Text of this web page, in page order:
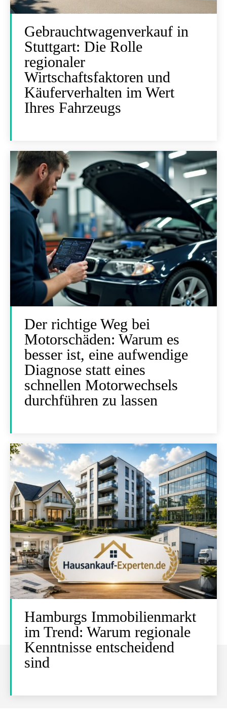
Gebrauchtwagenverkauf in
Stuttgart: Die Rolle
regionaler
Wirtschaftsfaktoren und
Käuferverhalten im Wert
Ihres Fahrzeugs
Der richtige Weg bei
Motorschäden: Warum es
besser ist, eine aufwendige
Diagnose statt eines
schnellen Motorwechsels
durchführen zu lassen
Hamburgs Immobilienmarkt
im Trend: Warum regionale
Kenntnisse entscheidend
sind